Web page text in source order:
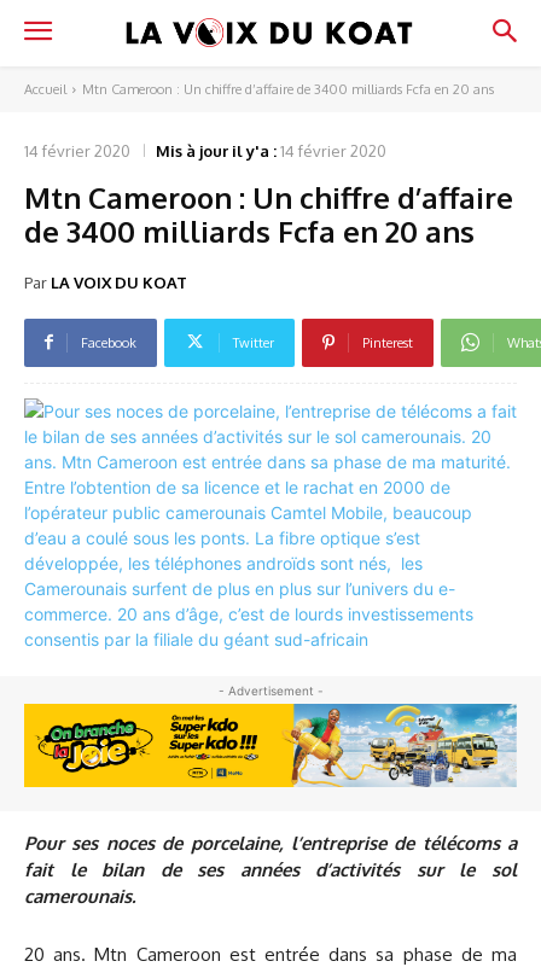
Accueil Mtn Cameroon : Un chiffre d’affaire de 3400 milliards Fcfa en 20 ans
14 février 2020 Mis à jour il y'a :14 février 2020
Mtn Cameroon : Un chiffre d’affaire
de 3400 milliards Fcfa en 20 ans
Par LA VOIX DU KOAT
Facebook Twitter Pinterest
- Advertisement -
Pour ses noces de porcelaine, l’entreprise de télécoms a
fait le bilan de ses années d’activités sur le sol
camerounais.
20 ans. Mtn Cameroon est entrée dans sa phase de ma